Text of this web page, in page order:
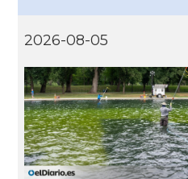
2026-08-05